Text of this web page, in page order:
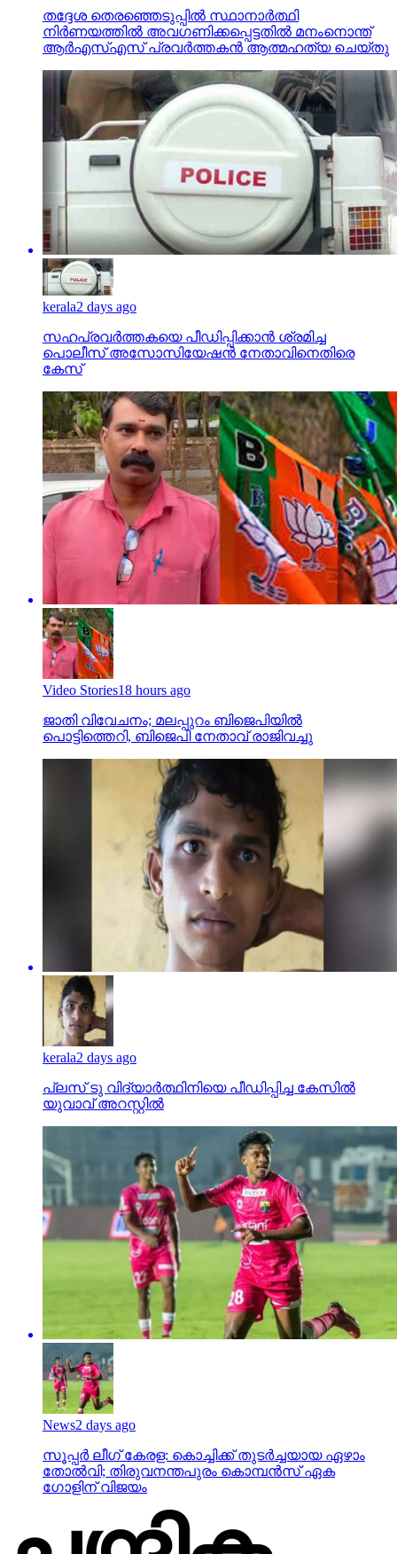
തദ്ദേശ തെരഞ്ഞെടുപ്പില്‍ സ്ഥാനാര്‍ത്ഥി
നിര്‍ണയത്തില്‍ അവഗണിക്കപ്പെട്ടതില്‍ മനംനൊന്ത്
ആര്‍എസ്എസ് പ്രവര്‍ത്തകന്‍ ആത്മഹത്യ ചെയ്തു
kerala2 days ago
സഹപ്രവര്‍ത്തകയെ പീഡിപ്പിക്കാന്‍ ശ്രമിച്ച
പൊലീസ് അസോസിയേഷന്‍ നേതാവിനെതിരെ
കേസ്
Video Stories18 hours ago
ജാതി വിവേചനം; മലപ്പുറം ബിജെപിയില്‍
പൊട്ടിത്തെറി, ബിജെപി നേതാവ് രാജിവച്ചു
kerala2 days ago
പ്ലസ് ടു വിദ്യാര്‍ത്ഥിനിയെ പീഡിപ്പിച്ച കേസില്‍
യുവാവ് അറസ്റ്റില്‍
News2 days ago
സൂപ്പര്‍ ലീഗ് കേരള: കൊച്ചിക്ക് തുടര്‍ച്ചയായ ഏഴാം
തോല്‍വി; തിരുവനന്തപുരം കൊമ്പന്‍സ് ഏക
ഗോളിന് വിജയം